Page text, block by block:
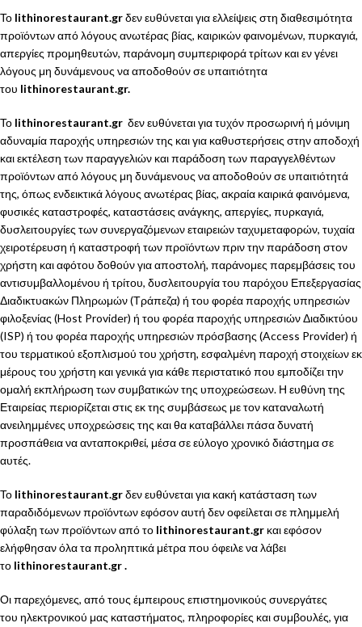
Το lithinorestaurant.grδεν ευθύνεται για ελλείψεις στη διαθεσιμότητα
προϊόντων από λόγους ανωτέρας βίας, καιρικών φαινομένων, πυρκαγιά,
απεργίες προμηθευτών, παράνομη συμπεριφορά τρίτων και εν γένει
λόγους μη δυνάμενους να αποδοθούν σε υπαιτιότητα
του lithinorestaurant.gr.
Το lithinorestaurant.gr δεν ευθύνεται για τυχόν προσωρινή ή μόνιμη
αδυναμία παροχής υπηρεσιών της και για καθυστερήσεις στην αποδοχή
και εκτέλεση των παραγγελιών και παράδοση των παραγγελθέντων
προϊόντων από λόγους μη δυνάμενους να αποδοθούν σε υπαιτιότητά
της, όπως ενδεικτικά λόγους ανωτέρας βίας, ακραία καιρικά φαινόμενα,
φυσικές καταστροφές, καταστάσεις ανάγκης, απεργίες, πυρκαγιά,
δυσλειτουργίες των συνεργαζόμενων εταιρειών ταχυμεταφορών, τυχαία
χειροτέρευση ή καταστροφή των προϊόντων πριν την παράδοση στον
χρήστη και αφότου δοθούν για αποστολή, παράνομες παρεμβάσεις του
αντισυμβαλλομένου ή τρίτου, δυσλειτουργία του παρόχου Επεξεργασίας
Διαδικτυακών Πληρωμών (Τράπεζα) ή του φορέα παροχής υπηρεσιών
φιλοξενίας (Host Provider) ή του φορέα παροχής υπηρεσιών Διαδικτύου
(ISP) ή του φορέα παροχής υπηρεσιών πρόσβασης (Access Provider) ή
του τερματικού εξοπλισμού του χρήστη, εσφαλμένη παροχή στοιχείων εκ
μέρους του χρήστη και γενικά για κάθε περιστατικό που εμποδίζει την
ομαλή εκπλήρωση των συμβατικών της υποχρεώσεων. Η ευθύνη της
Εταιρείας περιορίζεται στις εκ της συμβάσεως με τον καταναλωτή
ανειλημμένες υποχρεώσεις της και θα καταβάλλει πάσα δυνατή
προσπάθεια να ανταποκριθεί, μέσα σε εύλογο χρονικό διάστημα σε
αυτές.
Το lithinorestaurant.grδεν ευθύνεται για κακή κατάσταση των
παραδιδόμενων προϊόντων εφόσον αυτή δεν οφείλεται σε πλημμελή
φύλαξη των προϊόντων από το lithinorestaurant.gr και εφόσον
ελήφθησαν όλα τα προληπτικά μέτρα που όφειλε να λάβει
το lithinorestaurant.gr .
Οι παρεχόμενες, από τους έμπειρους επιστημονικούς συνεργάτες
του ηλεκτρονικού μας καταστήματος, πληροφορίες και συμβουλές, για